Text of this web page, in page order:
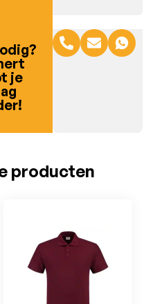
je
producten